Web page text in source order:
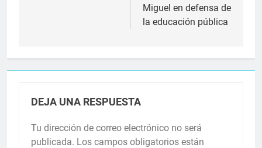
Miguel en defensa de
la educación pública
DEJA UNA RESPUESTA
Tu dirección de correo electrónico no será
publicada. Los campos obligatorios están